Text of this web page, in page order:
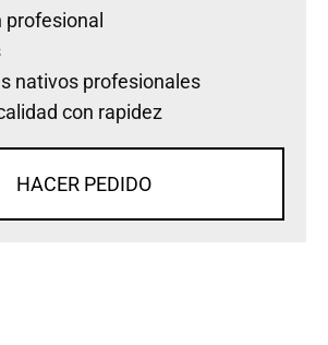
nativos profesionales
con rapidez
HACER PEDIDO